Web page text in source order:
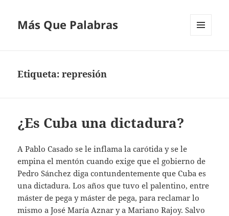
Más Que Palabras
Etiqueta:represión
¿Es Cuba una dictadura?
A Pablo Casado se le inflama la carótida y se le
empina el mentón cuando exige que el gobierno de
Pedro Sánchez diga contundentemente que Cuba es
una dictadura. Los años que tuvo el palentino, entre
máster de pega y máster de pega, para reclamar lo
mismo a José María Aznar y a Mariano Rajoy. Salvo